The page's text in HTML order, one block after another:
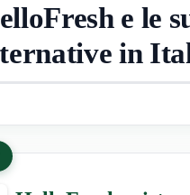
e le
in